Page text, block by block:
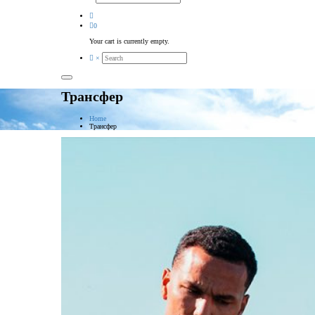
0
Your cart is currently empty.
×
Трансфер
Home
Трансфер